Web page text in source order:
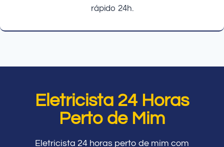
rápido 24h.
Eletricista 24 Horas
Perto de Mim
Eletricista 24 horas perto de mim com